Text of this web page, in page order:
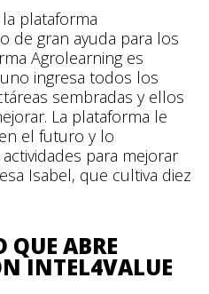
plataforma
de gran ayuda para los
Agrolearning es
ingresa todos los
sembradas y ellos
La plataforma le
el futuro y lo
para mejorar
Isabel, que cultiva diez
ABRE
INTEL4VALUE